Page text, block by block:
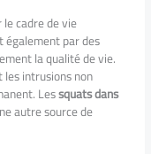
cadre de vie
également par des
la qualité de vie.
intrusions non
Lessquats dans
autre source de